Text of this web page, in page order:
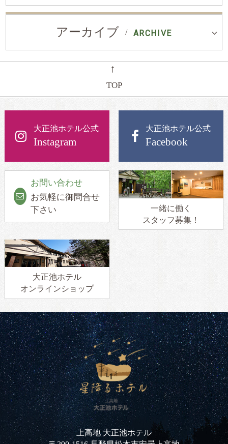
アーカイブ ARCHIVE
←
TOP
大正池ホテル公式
Instagram
大正池ホテル公式
Facebook
お問い合わせ
お気軽に御問合せ
下さい
一緒に働く
スタッフ募集！
大正池ホテル
オンラインショップ
上高地 大正池ホテル